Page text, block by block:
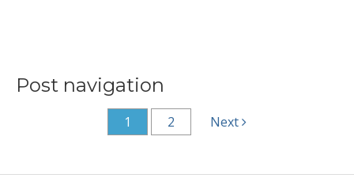
Post navigation
1 2 Next